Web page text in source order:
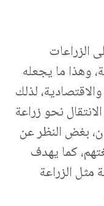
الزراعات
وهذا ما يجعله
لذلك
نحو زراعة
بغض النظر عن
كما يهدف
مثل الزراعة